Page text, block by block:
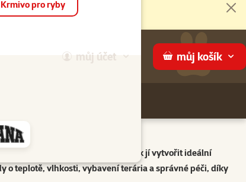
můj účet můj košík
Krmivo pro ryby
chování. V článku se dozvíte, jak jí vytvořit ideální
o teplotě, vlhkosti, vybavení terária a správné péči, díky